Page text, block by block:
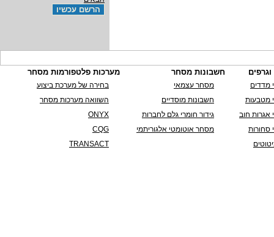
מדדים
מטבעות
אגרות חוב
סחורות
חשבונות מסחר
מסחר עצמאי
חשבונות מוסדיים
גידור חומרי גלם לחברות
מסחר אוטומטי אלגוריתמי
מערכות פלטפורמות מסחר
בחירה של מערכת ביצוע
השוואה מערכות מסחר
ONYX
CQG
TRANSACT